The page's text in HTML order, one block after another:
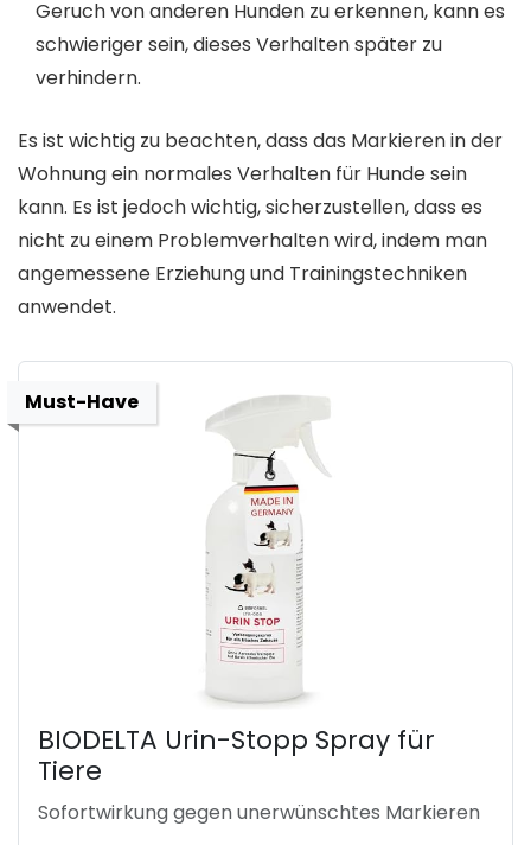
Geruch von anderen Hunden zu erkennen, kann es
schwieriger sein, dieses Verhalten später zu
verhindern.
Es ist wichtig zu beachten, dass das Markieren in der
Wohnung ein normales Verhalten für Hunde sein
kann. Es ist jedoch wichtig, sicherzustellen, dass es
nicht zu einem Problemverhalten wird, indem man
angemessene Erziehung und Trainingstechniken
anwendet.
Must-Have
BIODELTA Urin-Stopp Spray für
Tiere
Sofortwirkung gegen unerwünschtes Markieren